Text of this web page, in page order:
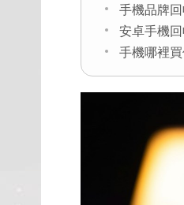
手機品牌
安卓手機
手機哪裡